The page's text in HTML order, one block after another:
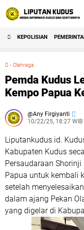
KEPOLISIAN
› Olahraga
Pemda Kudus
Kempo Papua
Any Firgiyanti
10/22/25, 18:27 WIB
Liputankudus.id.
Kabupaten Kudus
Persaudaraan
Papua untuk kembali
setelah
dalam ajang Pekan
yang digelar di